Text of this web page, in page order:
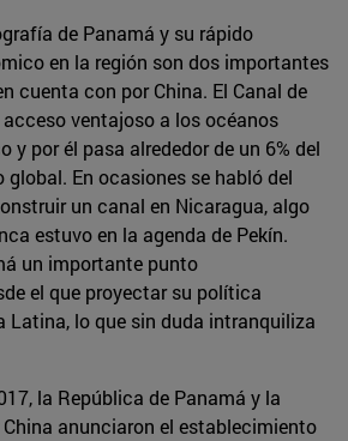
de Panamá y su rápido
en la región son dos importantes
cuenta con por China. El Canal de
ventajoso a los océanos
por él pasa alrededor de un 6% del
En ocasiones se habló del
un canal en Nicaragua, algo
estuvo en la agenda de Pekín.
un importante punto
el que proyectar su política
Latina, lo que sin duda intranquiliza
la República de Panamá y la
anunciaron el establecimiento